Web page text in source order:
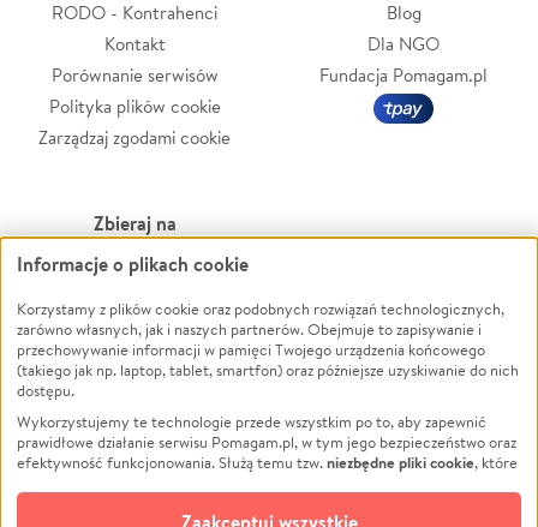
RODO - Kontrahenci
Kontakt
Porównanie serwisów
Polityka plików cookie
Zarządzaj zgodami cookie
Blog
Dla NGO
Fundacja Pomagam.pl
Zbieraj na
Leczenie
Zwierzęta
Pożar
Ukraina
Pomoc Finansowa
Projekty
Pogrzeb
Powódź
Wichura
NGO
Edukacja
Podróż
Impreza
Informacje o plikach cookie
Korzystamy z plików cookie oraz podobnych rozwiązań technologicznych,
zarówno własnych, jak i naszych partnerów. Obejmuje to zapisywanie i
przechowywanie informacji w pamięci Twojego urządzenia końcowego
(takiego jak np. laptop, tablet, smartfon) oraz późniejsze uzyskiwanie do nich
dostępu.
Wykorzystujemy te technologie przede wszystkim po to, aby zapewnić
prawidłowe działanie serwisu Pomagam.pl, w tym jego bezpieczeństwo oraz
efektywność funkcjonowania. Służą temu tzw.niezbędne pliki cookie, które
opcjonalnych plików cookie